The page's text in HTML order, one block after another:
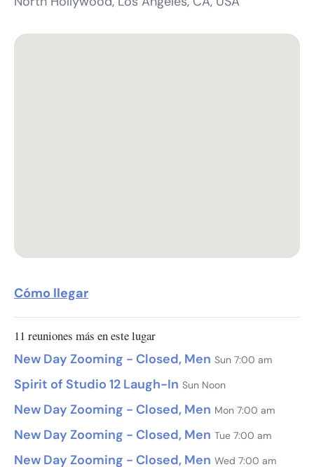
Cómo llegar
11 reuniones más en este lugar
New Day Zooming - Closed, Men Sun 7:00 am
Spirit of Studio 12 Laugh-In Sun Noon
New Day Zooming - Closed, Men Mon 7:00 am
New Day Zooming - Closed, Men Tue 7:00 am
New Day Zooming - Closed, Men Wed 7:00 am